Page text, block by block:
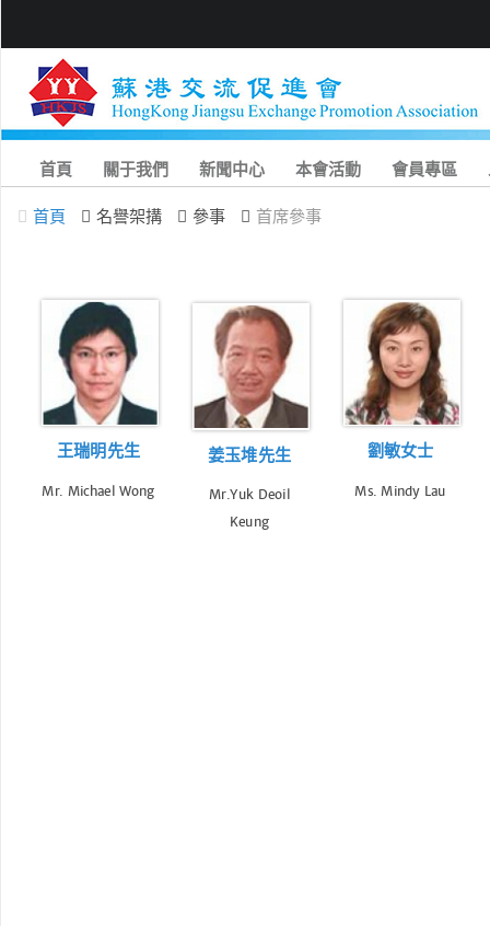
首頁 關于我們 新聞中心 本會活動 會員專區
首頁 名譽架搆 參事 首席參事
王瑞明先生
Mr. Michael Wong
姜玉堆先生
Mr.Yuk Deoil
Keung
劉敏女士
Ms. Mindy Lau